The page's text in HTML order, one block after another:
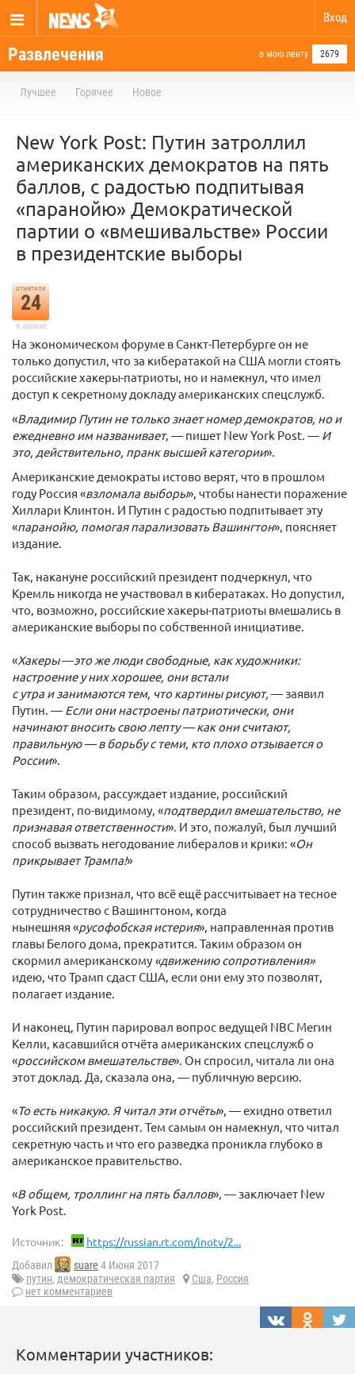
Вход
Развлечения в мою ленту 2679
Лучшее Горячее Новое
New York Post: Путин затроллил
американских демократов на пять
баллов, с радостью подпитывая
«паранойю» Демократической
партии о «вмешивальстве» России
в президентские выборы
отметили
24
в архиве
На экономическом форуме в Санкт-Петербурге он не
только допустил, что за кибератакой на США могли стоять
российские хакеры-патриоты, но и намекнул, что имел
доступ к секретному докладу американских спецслужб.
«Владимир Путин не только знает номер демократов, но и
ежедневно им названивает, — пишет New York Post. — И
это, действительно, пранк высшей категории».
Американские демократы истово верят, что в прошлом
году Россия «взломала выборы», чтобы нанести поражение
Хиллари Клинтон. И Путин с радостью подпитывает эту
«паранойю, помогая парализовать Вашингтон», поясняет
издание.
Так, накануне российский президент подчеркнул, что
Кремль никогда не участвовал в кибератаках. Но допустил,
что, возможно, российские хакеры-патриоты вмешались в
американские выборы по собственной инициативе.
«Хакеры—это же люди свободные, как художники:
настроение у них хорошее, они встали
с утра и занимаются тем, что картины рисуют, — заявил
Путин. — Если они настроены патриотически, они
начинают вносить свою лепту — как они считают,
правильную — в борьбу с теми, кто плохо отзывается о
России».
Таким образом, рассуждает издание, российский
президент, по-видимому, «подтвердил вмешательство, не
признавая ответственности». И это, пожалуй, был лучший
способ вызвать негодование либералов и крики: «Он
прикрывает Трампа!»
Путин также признал, что всё ещё рассчитывает на тесное
сотрудничество с Вашингтоном, когда
нынешняя «русофобская истерия», направленная против
главы Белого дома, прекратится. Таким образом он
скормил американскому «движению сопротивления»
идею, что Трамп сдаст США, если они ему это позволят,
полагает издание.
И наконец, Путин парировал вопрос ведущей NBC Мегин
Келли, касавшийся отчёта американских спецслужб о
«российском вмешательстве». Он спросил, читала ли она
этот доклад. Да, сказала она, — публичную версию.
«То есть никакую. Я читал эти отчёты», — ехидно ответил
российский президент. Тем самым он намекнул, что читал
секретную часть и что его разведка проникла глубоко в
американское правительство.
«В общем, троллинг на пять баллов», — заключает New
York Post.
Источник: https://russian.rt.com/inotv/2...
Добавил suare 4 Июня 2017
путин, демократическая партия Сша, Россия
нет комментариев
Комментарии участников: